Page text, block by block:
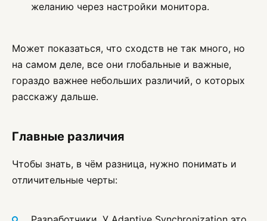
желанию через настройки монитора.
Может показаться, что сходств не так много, но
на самом деле, все они глобальные и важные,
гораздо важнее небольших различий, о которых
расскажу дальше.
Главные различия
Чтобы знать, в чём разница, нужно понимать и
отличительные черты: